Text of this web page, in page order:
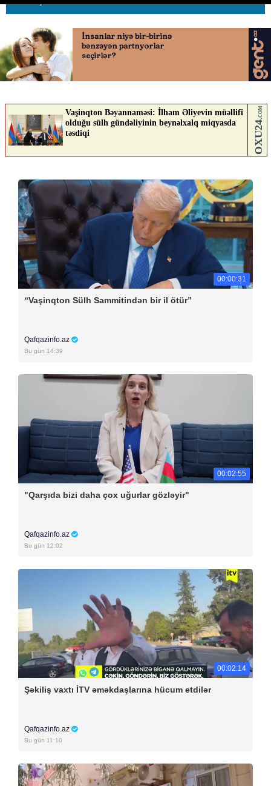
00:00:31
“Vaşinqton Sülh Sammitindən bir il ötür”
Qafqazinfo.az
Bu gün 14:39
00:02:55
"Qarşıda bizi daha çox uğurlar gözləyir"
Qafqazinfo.az
Bu gün 12:02
00:02:14
Şəkiliş vaxtı İTV əməkdaşlarına hücum etdilər
Qafqazinfo.az
Bu gün 11:10